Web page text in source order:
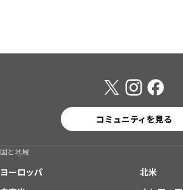
コミュニティを見る
国と地域
ヨーロッパ
北米